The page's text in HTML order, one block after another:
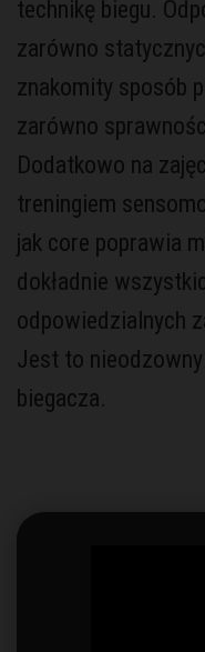
technikę biegu.
zarówno
znakomity sposób
zarówno
Dodatkowo na
treningiem
jak core poprawia
dokładnie
odpowiedzialnych
Jest to
biegacza.